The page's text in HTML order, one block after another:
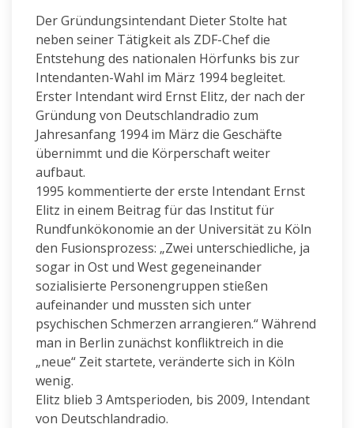
Der Gründungsintendant Dieter Stolte hat
neben seiner Tätigkeit als ZDF-Chef die
Entstehung des nationalen Hörfunks bis zur
Intendanten-Wahl im März 1994 begleitet.
Erster Intendant wird Ernst Elitz, der nach der
Gründung von Deutschlandradio zum
Jahresanfang 1994 im März die Geschäfte
übernimmt und die Körperschaft weiter
aufbaut.
1995 kommentierte der erste Intendant Ernst
Elitz in einem Beitrag für das Institut für
Rundfunkökonomie an der Universität zu Köln
den Fusionsprozess: „Zwei unterschiedliche, ja
sogar in Ost und West gegeneinander
sozialisierte Personengruppen stießen
aufeinander und mussten sich unter
psychischen Schmerzen arrangieren.“ Während
man in Berlin zunächst konfliktreich in die
„neue“ Zeit startete, veränderte sich in Köln
wenig.
Elitz blieb 3 Amtsperioden, bis 2009, Intendant
von Deutschlandradio.